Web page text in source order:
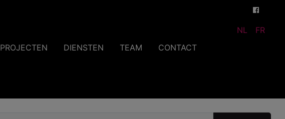
PROJECTEN DIENSTEN TEAM CONTACT
NL FR